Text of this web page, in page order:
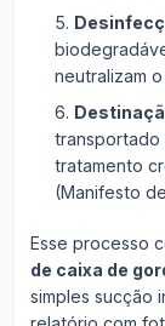
neutralizam
transportado
tratamento
(Manifesto
Esse processo
de caixa de
simples sucção